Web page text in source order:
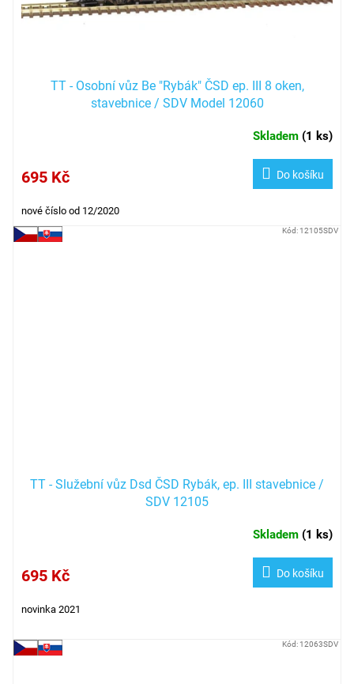
TT - Osobní vůz Be "Rybák" ČSD ep. III 8 oken,
stavebnice / SDV Model 12060
Skladem (1 ks)
695 Kč Do košíku
nové číslo od 12/2020
TT - Služební vůz Dsd ČSD Rybák, ep. III stavebnice /
SDV 12105
Skladem (1 ks)
695 Kč Do košíku
novinka 2021
Kód: 12105SDV
Kód: 12063SDV